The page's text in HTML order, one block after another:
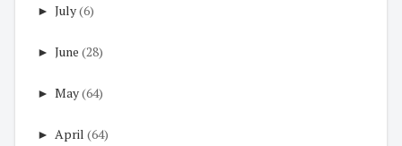
► July(6)
► June (28)
► May(64)
► April (64)